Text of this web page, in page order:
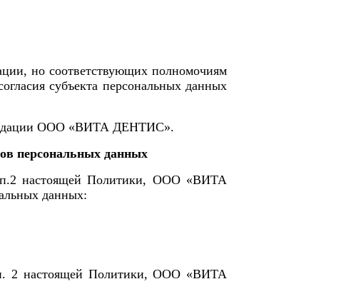
но соответствующих полномочиям
субъекта персональных данных
ООО «ВИТА ДЕНТИС».
персональных данных
настоящей Политики, ООО «ВИТА
данных:
2 настоящей Политики,ООО «ВИТА